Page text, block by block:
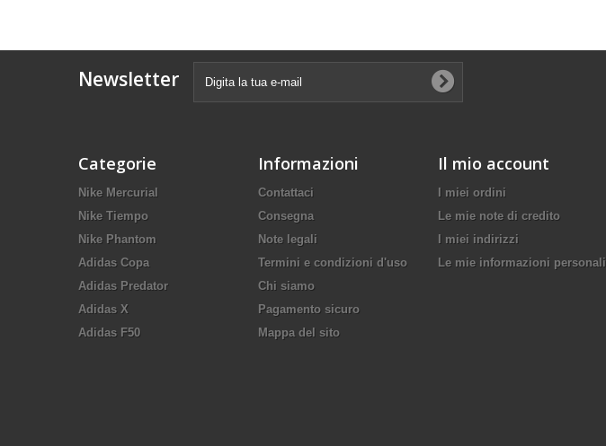
Newsletter
Categorie
Nike Mercurial
Nike Tiempo
Nike Phantom
Adidas Copa
Adidas Predator
Adidas X
Adidas F50
Informazioni
Contattaci
Consegna
Note legali
Termini e condizioni d'uso
Chi siamo
Pagamento sicuro
Mappa del sito
Il mio account
I miei ordini
Le mie note di credito
I miei indirizzi
Le mie informazioni personali